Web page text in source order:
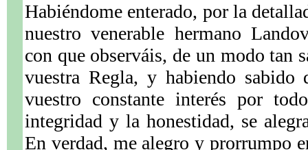
Habiéndome enterado, por la
nuestro venerable hermano
con que observáis, de un modo tan
vuestra Regla, y habiendo sabido
vuestro constante interés por
integridad y la honestidad, se
En verdad, me alegro y prorrumpo